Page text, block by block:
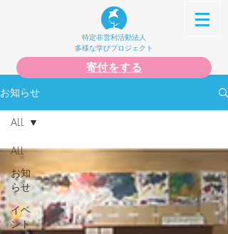
特定非営利活動法人
多様な学びプロジェクト
寄付をする
お知らせ
ALL
お知
らせ
イベ
ント
ALL